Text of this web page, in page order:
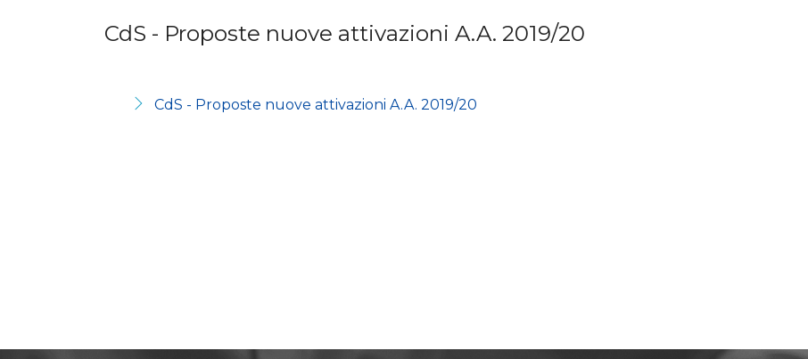
CdS - Proposte nuove attivazioni A.A. 2019/20
CdS - Proposte nuove attivazioni A.A. 2019/20